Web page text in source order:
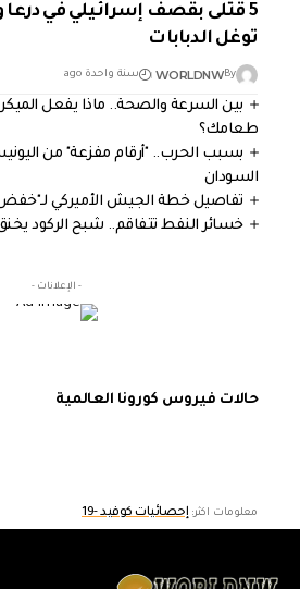
5 قتلى بقصف إسرائيلي في
توغل الدبابات
By
WORLDNW سنة واحدة ago
بين السرعة والصحة.. ماذا يفعل
طعامك؟
بسبب الحرب.. "أرقام مفزعة" من
السودان
تفاصيل خطة الجيش الأميركي لـ"خفض
خسائر النفط تتفاقم.. شبح الركود
- الإعلانات -
حالات فيروس كورونا العالمية
معلومات اكثر: إحصائيات كوفيد -19